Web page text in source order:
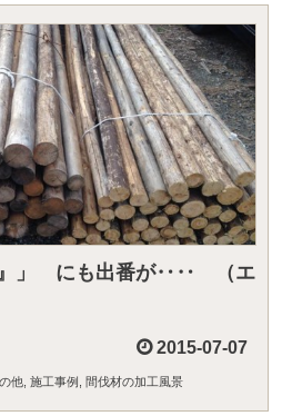
』」 にも出番が‥‥ （エ
2015-07-07
他 施工事例 間伐材の加工風景